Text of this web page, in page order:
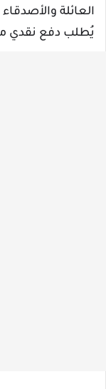
العائلة
يُطلب دفع نقدي